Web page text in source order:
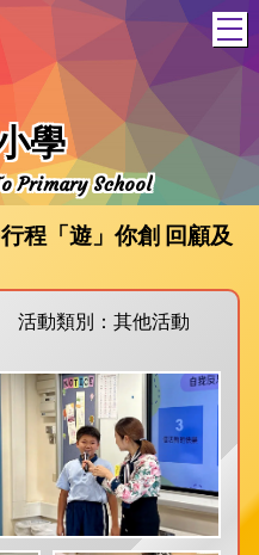
學
Primary School
程「遊」你創 回顧及
活動類別：其他活動